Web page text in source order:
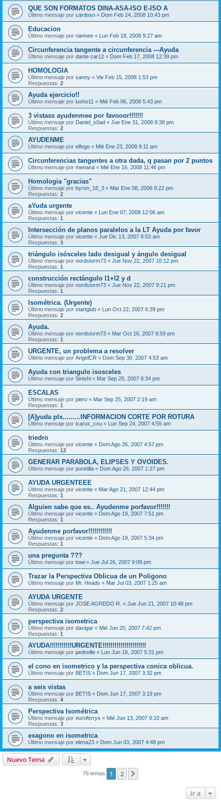
QUE SON FORMATOS DINA-ASA-ISO E-ISO A
Último mensaje por cardoso « Dom Feb 24, 2008 10:43 pm
Educacion
Último mensaje por riannee « Lun Feb 18, 2008 9:27 am
Circunferencia tangente a circunferencia ---Ayuda
Último mensaje por dante car12 « Dom Feb 17, 2008 12:39 pm
HOMOLOGIA
Último mensaje por sanny « Vie Feb 15, 2008 1:53 pm
Respuestas: 2
Ayuda ejercicio!!
Último mensaje por lusho11 « Mié Feb 06, 2008 5:43 pm
3 vistass ayudenmee por favooor!!!!!!!
Último mensaje por Daniel_s0ad « Jue Ene 31, 2008 9:38 pm
Respuestas: 2
AYUDENME
Último mensaje por elfego « Mié Ene 23, 2008 9:11 am
Circunferencias tangentes a otra dada, q pasan por 2 puntos
Último mensaje por menana « Mié Ene 16, 2008 11:46 pm
Homologia "gracias"
Último mensaje por byron_18_3 « Mar Ene 08, 2008 8:22 pm
Respuestas: 2
aYuda urgente
Último mensaje por vicente « Lun Ene 07, 2008 12:06 am
Respuestas: 1
Intersección de planos paralelos a la LT Ayuda por favor
Último mensaje por vicente « Jue Dic 13, 2007 8:53 am
Respuestas: 3
triángulo isósceles lado desigual y ángulo desigual
Último mensaje por nordstorm73 « Jue Nov 22, 2007 10:12 pm
Respuestas: 1
construcción rectángulo l1+l2 y d
Último mensaje por nordstorm73 « Jue Nov 22, 2007 9:21 pm
Respuestas: 1
Isométrica. (Urgente)
Último mensaje por startglub « Lun Oct 22, 2007 6:39 pm
Respuestas: 2
Ayuda.
Último mensaje por nordstorm73 « Mar Oct 16, 2007 6:59 pm
Respuestas: 1
URGENTE, un problema a resolver
Último mensaje por AngelCR « Dom Sep 30, 2007 4:53 am
Ayuda con triangulo isosceles
Último mensaje por Sinishi « Mar Sep 25, 2007 8:34 pm
ESCALAS
Último mensaje por piero « Mar Sep 25, 2007 2:19 am
Respuestas: 1
[A]yuda plx.........INFORMACION CORTE POR ROTURA
Último mensaje por icarus_cxu « Lun Sep 24, 2007 4:55 am
triedro
Último mensaje por vicente « Dom Ago 26, 2007 4:57 pm
Respuestas: 12
GENERAR PARABOLA, ELIPSES Y OVOIDES.
Último mensaje por puretilla « Dom Ago 26, 2007 1:27 pm
AYUDA URGENTEEE
Último mensaje por vicente « Mar Ago 21, 2007 12:44 pm
Respuestas: 1
Alguien sabe que es.. Ayudenme porfavor!!!!!!!
Último mensaje por vicente « Dom Ago 19, 2007 7:51 pm
Respuestas: 1
Ayudenme porfavor!!!!!!!!!!!!
Último mensaje por vicente « Dom Ago 19, 2007 5:34 pm
Respuestas: 1
una pregunta ???
Último mensaje por towi « Jue Jul 26, 2007 9:08 pm
Trazar la Perspectiva Oblicua de un Poligono
Último mensaje por Mr. Heads « Mar Jul 03, 2007 1:25 am
AYUDA URGENTE
Último mensaje por JOSE AGREDO R. « Jue Jun 21, 2007 10:48 pm
Respuestas: 2
perspectiva isometrica
Último mensaje por davigar « Mié Jun 20, 2007 7:42 pm
Respuestas: 1
AYUDA!!!!!!!!!!!URGENTE!!!!!!!!!!!!!!!!!!!!!!
Último mensaje por pedreille « Lun Jun 18, 2007 5:31 pm
el cono en isometrico y la perspectiva conica oblicua.
Último mensaje por BETIS « Dom Jun 17, 2007 3:32 pm
a seis vistas
Último mensaje por BETIS « Dom Jun 17, 2007 3:19 pm
Respuestas: 4
Perspectiva Isométrica
Último mensaje por euroferrys « Mié Jun 13, 2007 9:10 am
Respuestas: 3
exagono en isometrica
Último mensaje por elena23 « Dom Jun 03, 2007 4:48 pm
Nuevo Tema
76 temas 1 2
Ir a